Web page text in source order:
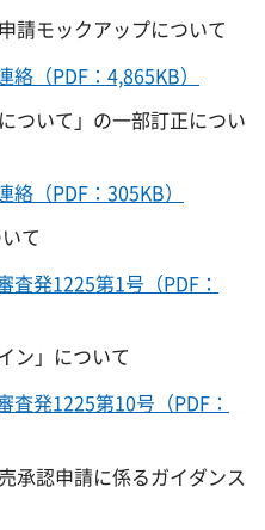
請モックアップについて
（PDF：4,865KB）
ついて」の一部訂正につい
（PDF：305KB）
て
査発1225第1号（PDF：
ン」について
査発1225第10号（PDF：
承認申請に係るガイダンス